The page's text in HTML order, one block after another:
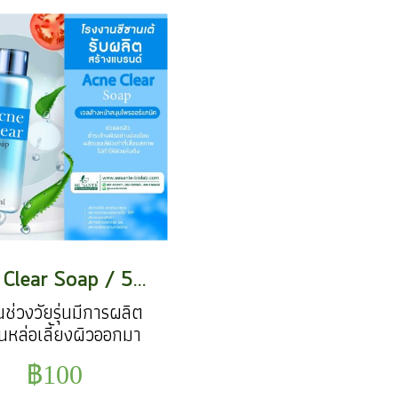
Acne Clear Soap / 50g.
วงวัยรุ่นมีการผลิต
ล่อเลี้ยงผิวออกมา
มธรรมชาติ ทำให้
ไม่เพียงเป็นมันเงา
฿100